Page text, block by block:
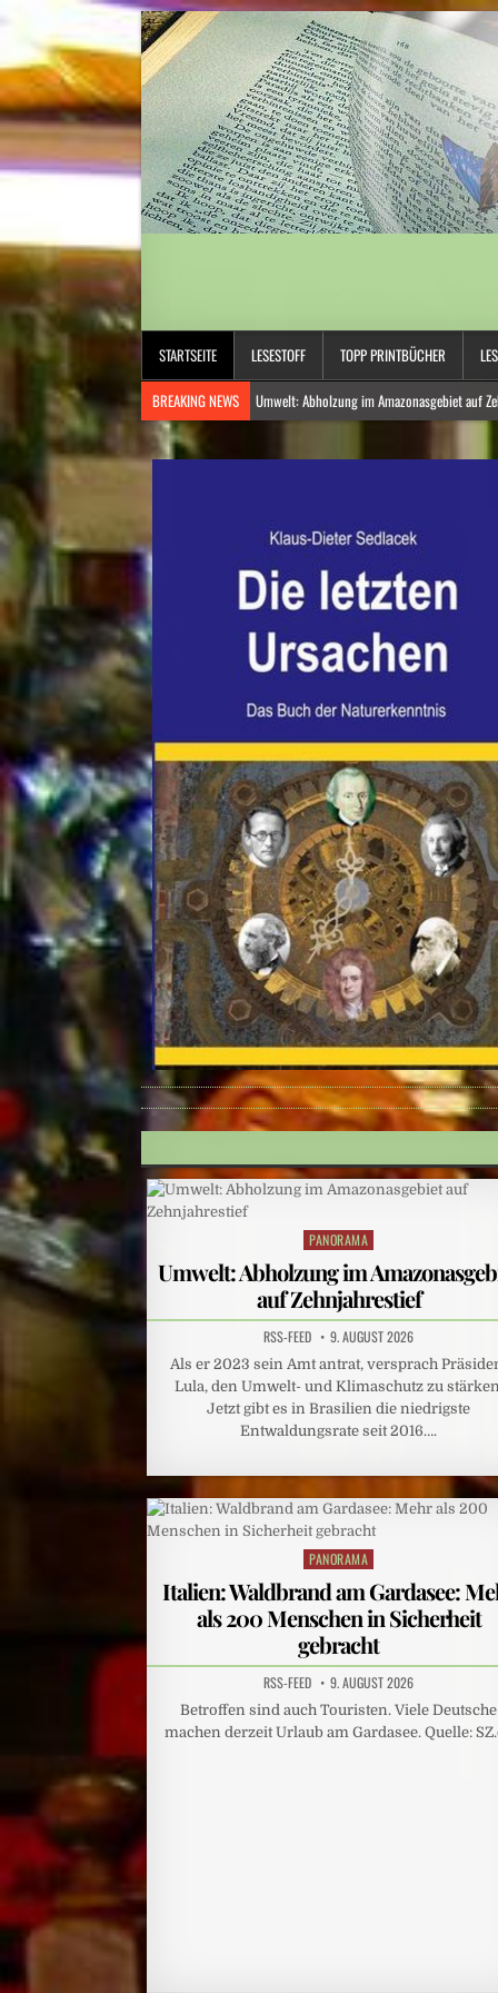
STARTSEITE LESESTOFF TOPP PRINTBÜCHER
BREAKING NEWS
Umwelt: Abholzung im Amazonasgebiet auf
Nordamerika: Westkanadische Provinz ruft wegen Waldbränden
Italien: Waldbrand am Gardasee: Mehr als 200 Menschen in
Schüleraustausch: Plötzlich verschwand „Sexuelle Belästigung“
Posted
PANORAMA
Umwelt: Abholzung im
auf Zehnjahrestief
RSS-FEED 9. AUGUST 2026
Als er 2023 sein Amt antrat, versprach
Lula, den Umwelt- und Klimaschutz zu
Jetzt gibt es in Brasilien die niedrigste
Entwaldungsrate seit 2016….
Posted
PANORAMA
Italien: Waldbrand am Gardasee:
als 200 Menschen in Sicherheit
gebracht
RSS-FEED 9. AUGUST 2026
Betroffen sind auch Touristen. Viele Deutsche
machen derzeit Urlaub am Gardasee. Quelle: